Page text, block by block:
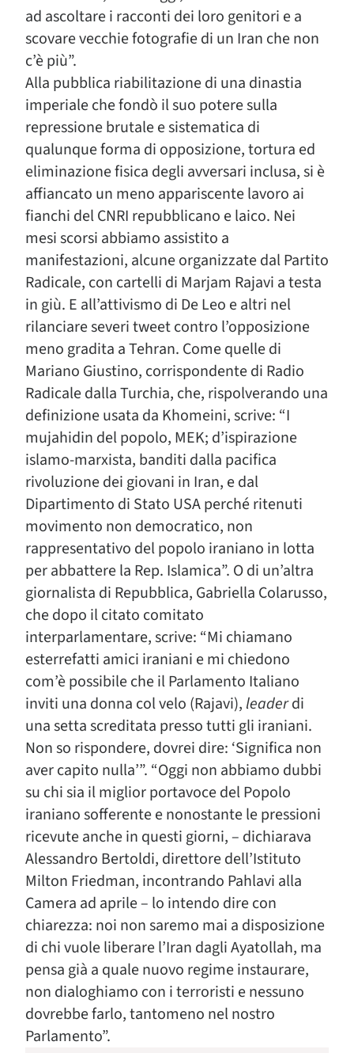
ad ascoltare i racconti dei loro genitori e a
scovare vecchie fotografie di un Iran che non
c’è più”.
Alla pubblica riabilitazione di una dinastia
imperiale che fondò il suo potere sulla
repressione brutale e sistematica di
qualunque forma di opposizione, tortura ed
eliminazione fisica degli avversari inclusa, si è
affiancato un meno appariscente lavoro ai
fianchi del CNRI repubblicano e laico. Nei
mesi scorsi abbiamo assistito a
manifestazioni, alcune organizzate dal Partito
Radicale, con cartelli di Marjam Rajavi a testa
in giù. E all’attivismo di De Leo e altri nel
rilanciare severi tweet contro l’opposizione
meno gradita a Tehran. Come quelle di
Mariano Giustino, corrispondente di Radio
Radicale dalla Turchia, che, rispolverando una
definizione usata da Khomeini, scrive: “I
mujahidin del popolo, MEK; d’ispirazione
islamo-marxista, banditi dalla pacifica
rivoluzione dei giovani in Iran, e dal
Dipartimento di Stato USA perché ritenuti
movimento non democratico, non
rappresentativo del popolo iraniano in lotta
per abbattere la Rep. Islamica”. O di un’altra
giornalista di Repubblica, Gabriella Colarusso,
che dopo il citato comitato
interparlamentare, scrive: “Mi chiamano
esterrefatti amici iraniani e mi chiedono
com’è possibile che il Parlamento Italiano
inviti una donna col velo (Rajavi), leaderdi
una setta screditata presso tutti gli iraniani.
Non so rispondere, dovrei dire: ‘Significa non
aver capito nulla’”. “Oggi non abbiamo dubbi
su chi sia il miglior portavoce del Popolo
iraniano sofferente e nonostante le pressioni
ricevute anche in questi giorni, – dichiarava
Alessandro Bertoldi, direttore dell’Istituto
Milton Friedman, incontrando Pahlavi alla
Camera ad aprile – lo intendo dire con
chiarezza: noi non saremo mai a disposizione
di chi vuole liberare l’Iran dagli Ayatollah, ma
pensa già a quale nuovo regime instaurare,
non dialoghiamo con i terroristi e nessuno
dovrebbe farlo, tantomeno nel nostro
Parlamento”.